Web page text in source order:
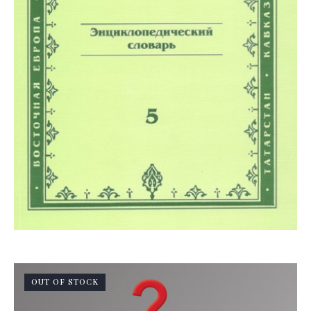
OUT OF STOCK